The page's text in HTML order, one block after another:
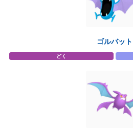
ゴルバット
どく